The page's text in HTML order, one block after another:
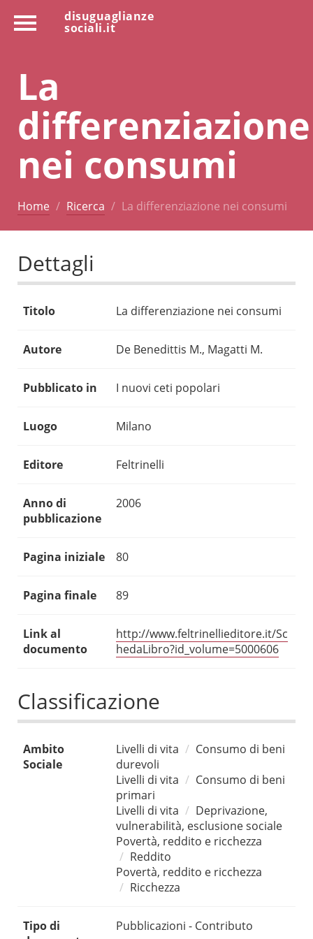
disuguaglianze
sociali.it
La
differenziazione
nei consumi
Home Ricerca La differenziazione nei consumi
Dettagli
Titolo La differenziazione nei consumi
Autore De Benedittis M., Magatti M.
Pubblicato in I nuovi ceti popolari
Luogo Milano
Editore Feltrinelli
Anno di
pubblicazione
2006
Pagina iniziale 80
Pagina finale 89
Link al
documento
http://www.feltrinellieditore.it/Sc
hedaLibro?id_volume=5000606
Classificazione
Ambito
Sociale
Livelli di vita
Consumo di beni
durevoli
Livelli di vita
Consumo di beni
primari
Livelli di vita
Deprivazione,
vulnerabilità, esclusione sociale
Povertà, reddito e ricchezza
Reddito
Povertà, reddito e ricchezza
Ricchezza
Tipo di
Pubblicazioni - Contributo